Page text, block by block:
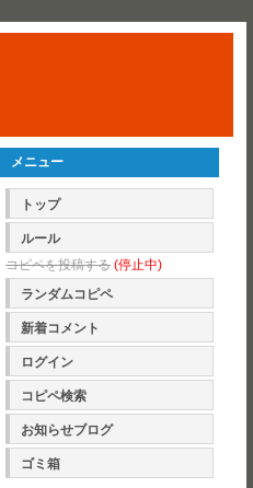
メニュー
トップ
ルール
コピペを投稿する (停止中)
ランダムコピペ
新着コメント
ログイン
コピペ検索
お知らせブログ
ゴミ箱